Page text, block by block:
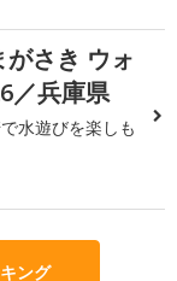
さき ウォ
／兵庫県
水遊びを楽しも
ング